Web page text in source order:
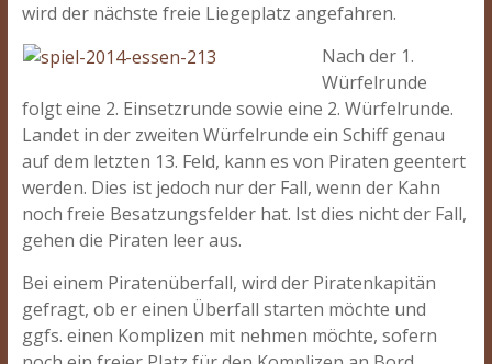
wird der nächste freie Liegeplatz angefahren.
Nach der 1.
Würfelrunde
folgt eine 2. Einsetzrunde sowie eine 2. Würfelrunde.
Landet in der zweiten Würfelrunde ein Schiff genau
auf dem letzten 13. Feld, kann es von Piraten geentert
werden. Dies ist jedoch nur der Fall, wenn der Kahn
noch freie Besatzungsfelder hat. Ist dies nicht der Fall,
gehen die Piraten leer aus.
Bei einem Piratenüberfall, wird der Piratenkapitän
gefragt, ob er einen Überfall starten möchte und
ggfs. einen Komplizen mit nehmen möchte, sofern